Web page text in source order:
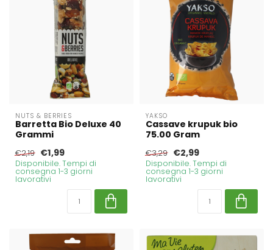
NUTS & BERRIES
Barretta Bio Deluxe 40
Grammi
€2,19 €1,99
Disponibile. Tempi di
consegna 1-3 giorni
lavorativi
YAKSO
Cassave krupuk bio
75.00 Gram
€3,29 €2,99
Disponibile. Tempi di
consegna 1-3 giorni
lavorativi